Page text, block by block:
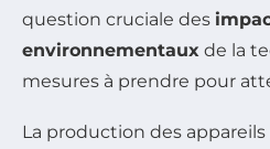
question cruciale des
environnementaux de la
mesures à prendre pour
La production des